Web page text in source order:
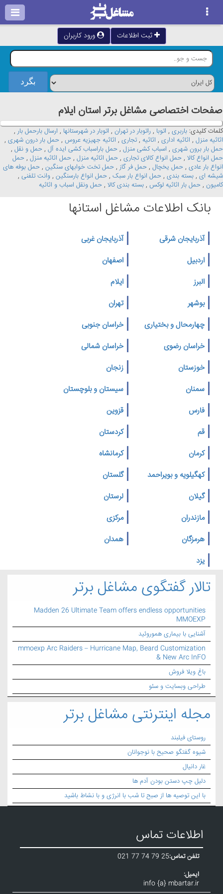
ثبت اطلاعات ورود کاربران
صفحات اختصاصی مشاغل برتر استان ايلام
کلمات کلیدی: باربری , اتوبا , راتوبار در تهران , اتوبار در شهرستانها , ارسال بارحمل بار ,
اثاثیه منزل , اثاثیه اداری , اثاثیه , تجاری , اثاثیه جهیزیه عروس , حمل بار درون شهری ,
حمل بار برون شهری , اسباب کشی منزل , حمل باراسباب کشی ایده آل , حمل و نقل ,
حمل انواع کالا , حمل انواع کالای تجاری , حمل اثاثیه منزل , حمل اثاثیه منزل , حمل
انواع بار عادی , حمل یخچال , حمل فر گاز , حمل تخت خوابهای سنگین , حمل بوفه های
شیشه ای , بسته بندی , حمل انواع بار سبک , حمل انواع بارسنگین , وانت تلفنی ,
کامیون , حمل بار اثاثیه لوکس , بسته بندی کالا , حمل ونقل اسباب و اثاثیه
بانک اطلاعات مشاغل استانها
آذربایجان شرقی
آذربایجان غربی
اردبیل
اصفهان
البرز
ایلام
بوشهر
تهران
چهارمحال و بختیاری
خراسان جنوبی
خراسان رضوی
خراسان شمالی
خوزستان
زنجان
سمنان
سیستان و بلوچستان
فارس
قزوین
قم
کردستان
کرمان
کرمانشاه
کهگیلویه و بویراحمد
گلستان
گیلان
لرستان
مازندران
مرکزی
هرمزگان
همدان
یزد
تالار گفتگوی مشاغل برتر
Madden 26 Ultimate Team offers endless opportunities
MMOEXP
آشنایی با بیماری هموروئید
mmoexp Arc Raiders – Hurricane Map, Beard Customization
& New Arc InFO
باغ ویلا فروش
طراحی وبسایت و سئو
مجله اینترنتی مشاغل برتر
روستای فیلبند
شیوه گفتگو صحیح با نوجوانان
غار دانیال
دلیل چپ دستن بودن آدم ها
با این توصیه ها از صبح تا شب با انرژی و با نشاط باشید
اطلاعات تماس
تلفن تماس:021 77 74 79 25
ایمیل:
info {a} mbartar.ir